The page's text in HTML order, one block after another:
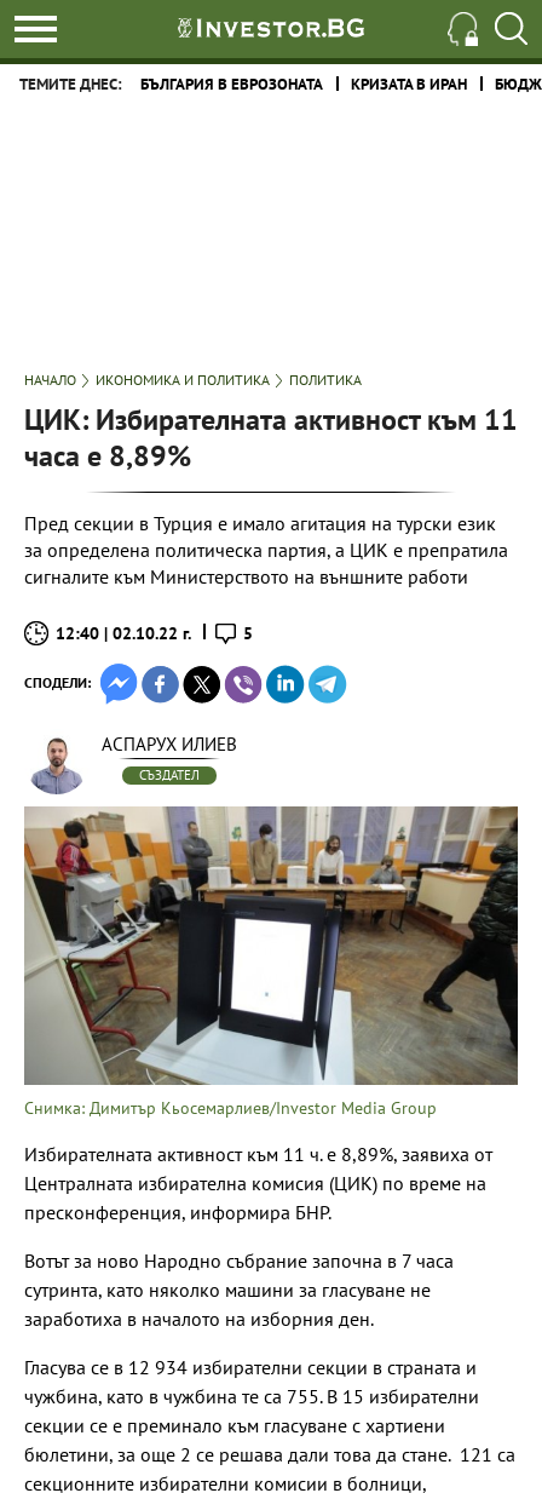
ТЕМИТЕ ДНЕС: БЪЛГАРИЯ В ЕВРОЗОНАТА КРИЗАТА В ИРАН
НАЧАЛО ИКОНОМИКА И ПОЛИТИКА ПОЛИТИКА
ЦИК: Избирателната активност към 11
часа е 8,89%
Пред секции в Турция е имало агитация на турски език
за определена политическа партия, а ЦИК е препратила
сигналите към Министерството на външните работи
12:40 | 02.10.22 г. 5
СПОДЕЛИ:
АСПАРУХ ИЛИЕВ
СЪЗДАТЕЛ
Снимка: Димитър Кьосемарлиев/Investor Media Group
Избирателната активност към 11 ч. е 8,89%, заявиха от
Централната избирателна комисия (ЦИК) по време на
пресконференция, информира БНР.
Вотът за ново Народно събрание започна в 7 часа
сутринта, като няколко машини за гласуване не
заработиха в началото на изборния ден.
Гласува се в 12 934 избирателни секции в страната и
чужбина, като в чужбина те са 755. В 15 избирателни
секции се е преминало към гласуване с хартиени
бюлетини, за още 2 се решава дали това да стане. 121 са
секционните избирателни комисии в болници,